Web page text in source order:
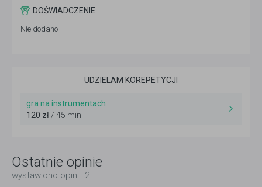
DOŚWIADCZENIE
Nie dodano
UDZIELAM KOREPETYCJI
gra na instrumentach
120 zł/ 45 min
Ostatnie opinie
wystawiono opinii: 2